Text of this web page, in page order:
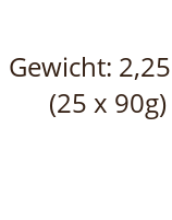
Gewicht:
(25 x 90g)